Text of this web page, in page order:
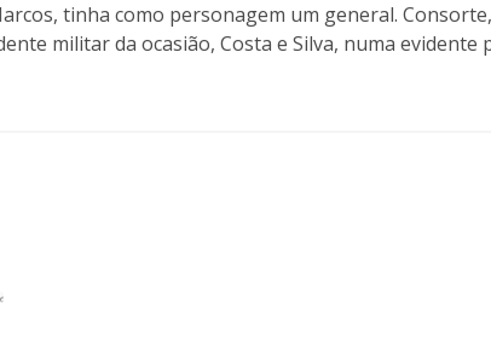
tinha como personagem um general.
militar da ocasião, Costa e Silva, numa